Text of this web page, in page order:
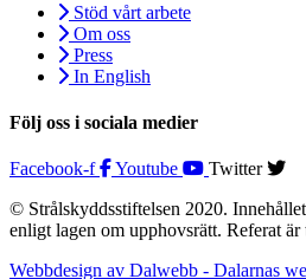
Stöd vårt arbete
Om oss
Press
In English
Följ oss i sociala medier
Facebook-f Youtube
Twitter
© Strålskyddsstiftelsen 2020.
enligt lagen om upphovsrätt. Referat
Webbdesign av Dalwebb - Dalarnas